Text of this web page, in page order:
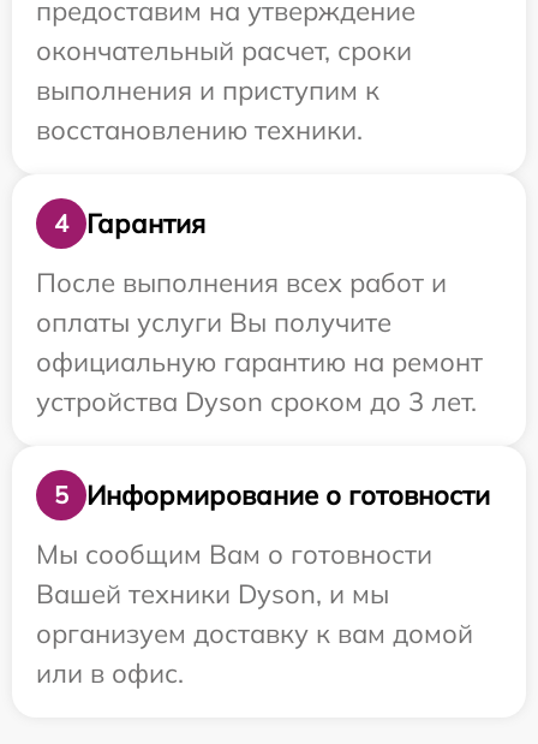
предоставим на утверждение
окончательный расчет, сроки
выполнения и приступим к
восстановлению техники.
4
Гарантия
После выполнения всех работ и
оплаты услуги Вы получите
официальную гарантию на ремонт
устройства Dyson сроком до 3 лет.
5
Информирование о готовности
Мы сообщим Вам о готовности
Вашей техники Dyson, и мы
организуем доставку к вам домой
или в офис.